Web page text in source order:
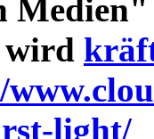
Medien"
wird
light/